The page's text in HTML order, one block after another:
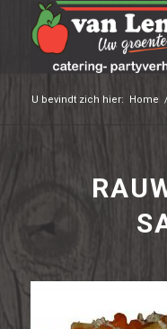
U bevindt zich hier: Home /